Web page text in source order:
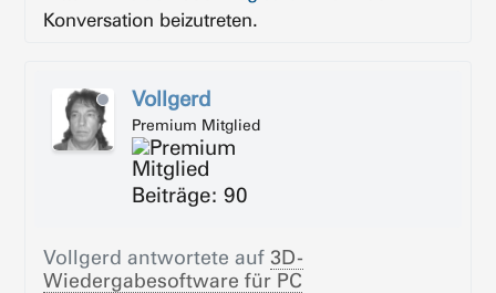
Konversation beizutreten.
Vollgerd
Premium Mitglied
Beiträge: 90
Vollgerd antwortete auf3D-
Wiedergabesoftware für PC